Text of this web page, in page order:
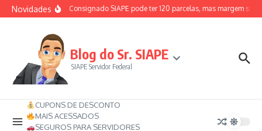
Ir para o conteúdo
Novidades
em 2026 Consignado SIAPE pode ter 120 parcelas, mas margem será
Blog do Sr. SIAPE
SIAPE Servidor Federal
CUPONS DE DESCONTO
MAIS ACESSADOS
SEGUROS PARA SERVIDORES